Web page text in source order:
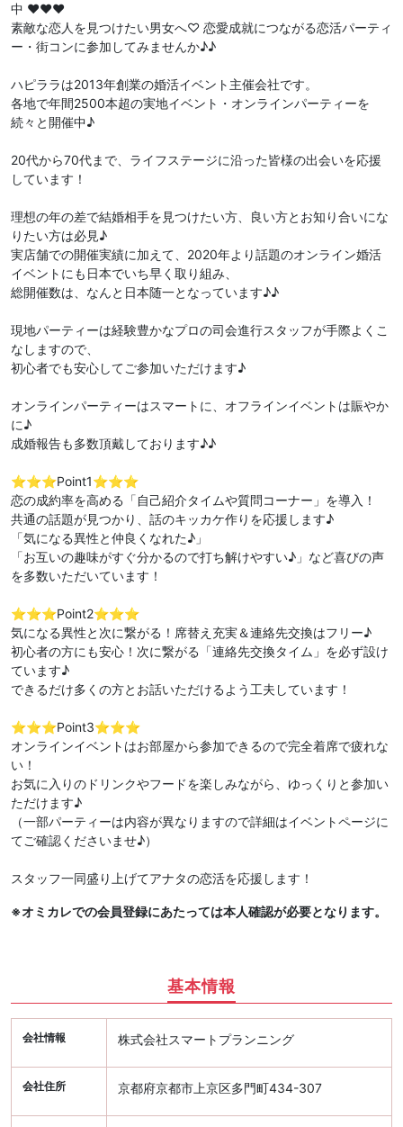
中 ♥♥♥
素敵な恋人を見つけたい男女へ♡ 恋愛成就につながる恋活パーティ
ー・街コンに参加してみませんか♪♪
ハピララは2013年創業の婚活イベント主催会社です。
各地で年間2500本超の実地イベント・オンラインパーティーを
続々と開催中♪
20代から70代まで、ライフステージに沿った皆様の出会いを応援
しています！
理想の年の差で結婚相手を見つけたい方、良い方とお知り合いにな
りたい方は必見♪
実店舗での開催実績に加えて、2020年より話題のオンライン婚活
イベントにも日本でいち早く取り組み、
総開催数は、なんと日本随一となっています♪♪
現地パーティーは経験豊かなプロの司会進行スタッフが手際よくこ
なしますので、
初心者でも安心してご参加いただけます♪
オンラインパーティーはスマートに、オフラインイベントは賑やか
に♪
成婚報告も多数頂戴しております♪♪
⭐️⭐️⭐️Point1⭐️⭐️⭐️
恋の成約率を高める「自己紹介タイムや質問コーナー」を導入！
共通の話題が見つかり、話のキッカケ作りを応援します♪
「気になる異性と仲良くなれた♪」
「お互いの趣味がすぐ分かるので打ち解けやすい♪」など喜びの声
を多数いただいています！
⭐️⭐️⭐️Point2⭐️⭐️⭐️
気になる異性と次に繋がる！席替え充実＆連絡先交換はフリー♪
初心者の方にも安心！次に繋がる「連絡先交換タイム」を必ず設け
ています♪
できるだけ多くの方とお話いただけるよう工夫しています！
⭐️⭐️⭐️Point3⭐️⭐️⭐️
オンラインイベントはお部屋から参加できるので完全着席で疲れな
い！
お気に入りのドリンクやフードを楽しみながら、ゆっくりと参加い
ただけます♪
（一部パーティーは内容が異なりますので詳細はイベントページに
てご確認くださいませ♪）
スタッフ一同盛り上げてアナタの恋活を応援します！
※オミカレでの会員登録にあたっては本人確認が必要となります。
基本情報
会社情報 株式会社スマートプランニング
会社住所 京都府京都市上京区多門町434-307